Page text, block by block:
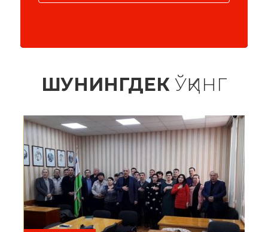
ШУНИНГДЕК ЎҚИНГ